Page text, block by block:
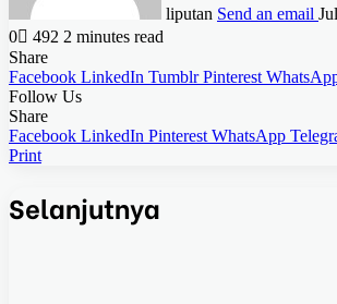
liputan Send an email
0
492 2 minutes read
Share
Facebook LinkedIn Tumblr Pinterest
Follow Us
Share
Facebook LinkedIn Pinterest WhatsApp
Print
Selanjutnya